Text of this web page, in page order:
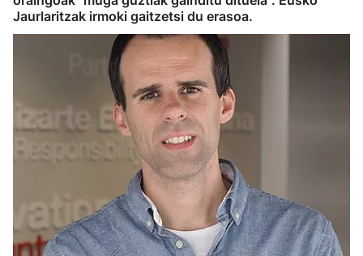
Jaurlaritzak irmoki gaitzetsi du erasoa.